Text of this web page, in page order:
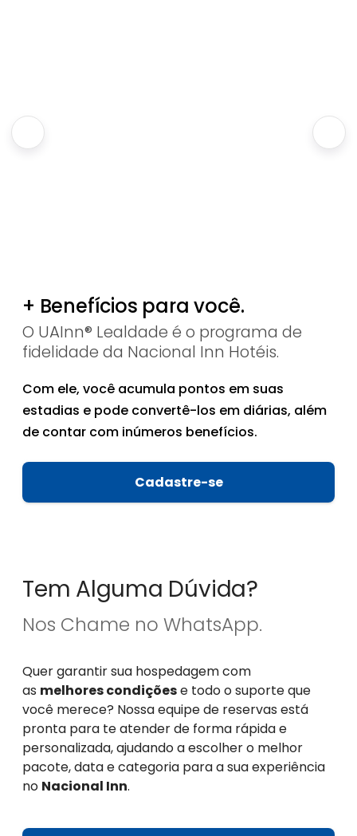
+ Benefícios para você.
O UAInn® Lealdade é o programa de
fidelidade da Nacional Inn Hotéis.
Com ele, você acumula pontos em suas
estadias e pode convertê-los em diárias, além
de contar com inúmeros benefícios.
Cadastre-se
Tem Alguma Dúvida?
Nos Chame no WhatsApp.
Quer garantir sua hospedagem com
as melhores condiçõese todo o suporte que
você merece? Nossa equipe de reservas está
pronta para te atender de forma rápida e
personalizada, ajudando a escolher o melhor
pacote, data e categoria para a sua experiência
no Nacional Inn.